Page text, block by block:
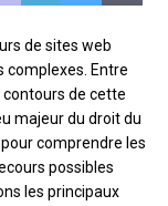
de sites web
complexes. Entre
de cette
majeur du droit du
comprendre les
possibles
les principaux